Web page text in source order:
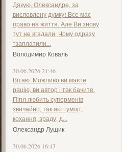
Дякую, Олександре, за
висловлену думку! Все має
право на життя. Але Ви знову
тут не вгадали. Чому одразу
"заплатили...
Володимир Коваль
30.06.2026 21:46
Вітаю. Можливо ви маєте
рацію, ви автор і так бачите.
Піпл любить суперменів
звичайно, так як і гумор,
кохання, зраду, д...
Олександр Лущик
30.06.2026 16:43